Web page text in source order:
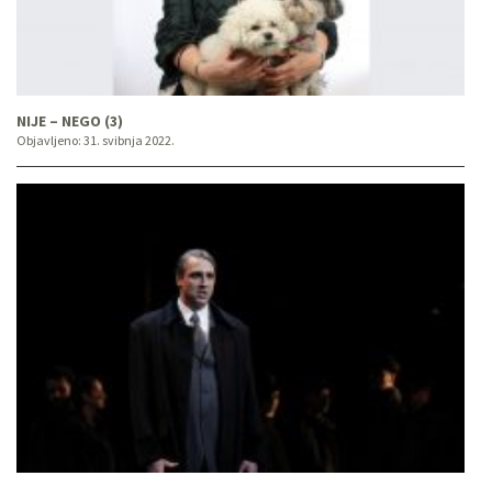
NIJE – NEGO (3)
Objavljeno: 31. svibnja 2022.